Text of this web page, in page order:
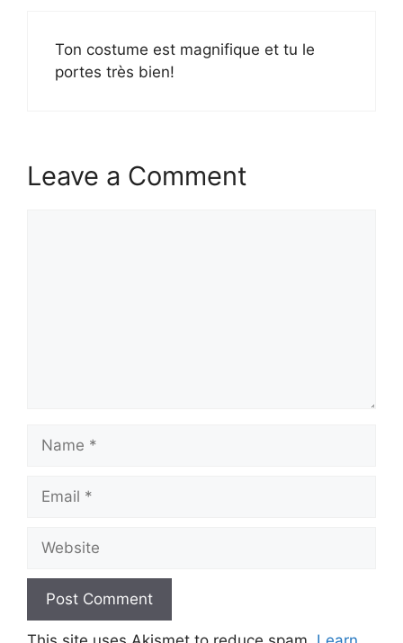
Ton costume est magnifique et tu le
portes très bien!
Leave a Comment
Name
Email
Website